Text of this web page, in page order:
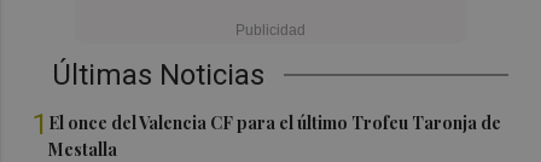
Últimas Noticias
1 El once del Valencia CF para el último Trofeu Taronja de
Mestalla